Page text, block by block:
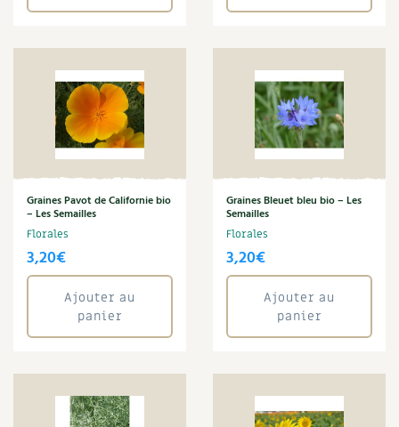
Graines Pavot de Californie bio
– Les Semailles
Florales
3,20€
Ajouter au
panier
Graines Bleuet bleu bio – Les
Semailles
Florales
3,20€
Ajouter au
panier